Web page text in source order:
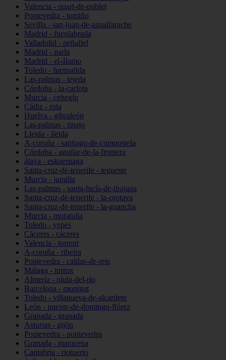
Valencia - quart-de-poblet
Pontevedra - tomiño
Sevilla - san-juan-de-aznalfarache
Madrid - fuenlabrada
Valladolid - peñafiel
Madrid - parla
Madrid - el-álamo
Toledo - fuensalida
Las-palmas - tejeda
Córdoba - la-carlota
Murcia - cehegín
Cádiz - rota
Huelva - gibraleón
Las-palmas - tinajo
Lleida - lleida
A-coruña - santiago-de-compostela
Córdoba - aguilar-de-la-frontera
álava - eskuernaga
Santa-cruz-de-tenerife - tegueste
Murcia - jumilla
Las-palmas - santa-lucía-de-tirajana
Santa-cruz-de-tenerife - la-orotava
Santa-cruz-de-tenerife - la-guancha
Murcia - moratalla
Toledo - yepes
Cáceres - cáceres
Valencia - torrent
A-coruña - ribeira
Pontevedra - caldas-de-reis
Málaga - torrox
Almería - olula-del-río
Barcelona - montgat
Toledo - villanueva-de-alcardete
León - puente-de-domingo-flórez
Granada - granada
Asturias - gijón
Pontevedra - pontevedra
Granada - maracena
Cantabria - riotuerto